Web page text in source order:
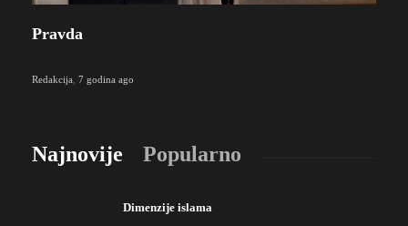
Pravda
Redakcija 7 godina ago
Najnovije Popularno
Dimenzije islama